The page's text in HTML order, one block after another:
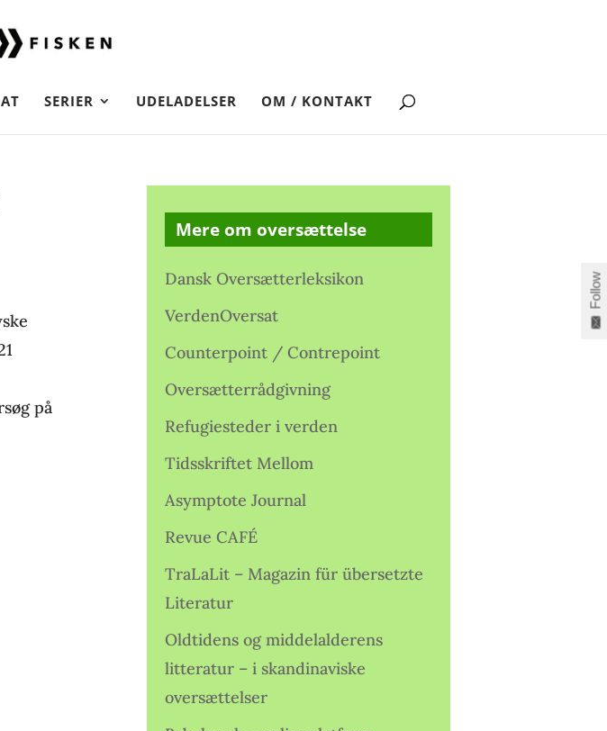
SERIER UDELADELSER OM / KONTAKT
på
Mere om oversættelse
Dansk Oversætterleksikon
VerdenOversat
Counterpoint / Contrepoint
Oversætterrådgivning
Refugiesteder i verden
Tidsskriftet Mellom
Asymptote Journal
Revue CAFÉ
TraLaLit – Magazin für übersetzte
Literatur
Oldtidens og middelalderens
litteratur – i skandinaviske
oversættelser
Follow